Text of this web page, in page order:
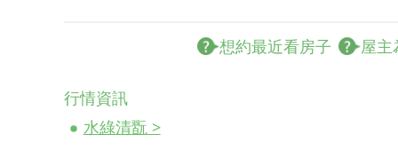
想約最近看房子 屋
行情資訊
水綠清翫 >